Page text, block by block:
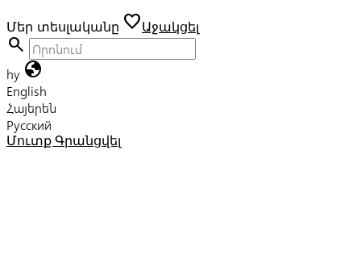
Մեր տեսլականը favoriteԱջակցել
search
hy globe
English
Հայերեն
Русский
Մուտք Գրանցվել